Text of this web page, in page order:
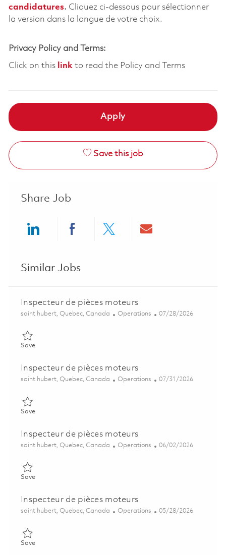
candidatures. Cliquez ci-dessous pour sélectionner
la version dans la langue de votre choix.
Privacy Policy and Terms:
Click on this linkto read the Policy and Terms
Apply
Save this job
Share Job
Similar Jobs
Inspecteur de pièces moteurs
Location
saint hubert, Quebec, Canada Category
Operations Posted Date
07/28/2026
SaveSave Inspecteur de pièces moteurs 01859353
Inspecteur de pièces moteurs
Location
saint hubert, Quebec, Canada Category
Operations Posted Date
07/31/2026
SaveSave Inspecteur de pièces moteurs 01799387
Inspecteur de pièces moteurs
Location
saint hubert, Quebec, Canada Category
Operations Posted Date
06/02/2026
SaveSave Inspecteur de pièces moteurs 01850089
Inspecteur de pièces moteurs
Location
saint hubert, Quebec, Canada Category
Operations Posted Date
05/28/2026
SaveSave Inspecteur de pièces moteurs 01842140